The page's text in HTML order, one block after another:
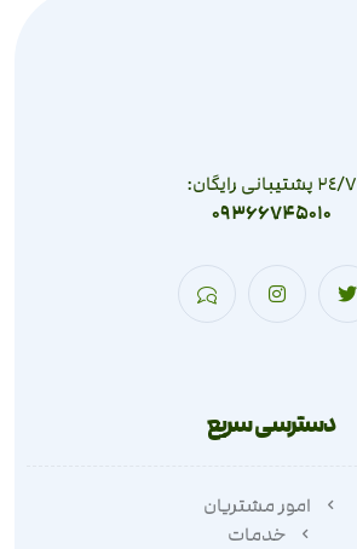
٢٤/٧ پشتیبانی رایگان:
09366745010
دسترسی سریع
امور مشتریان
خدمات